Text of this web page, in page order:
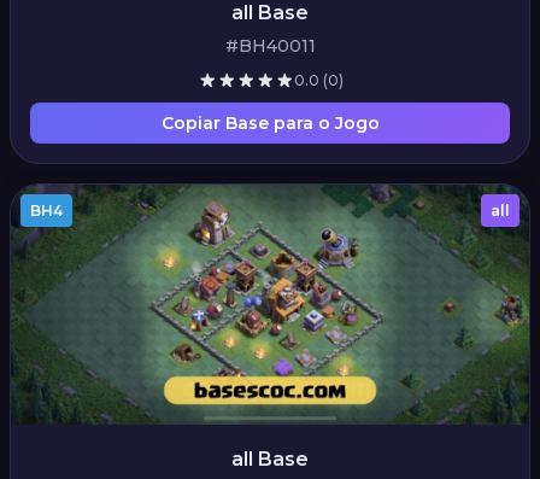
all Base
#BH40011
0.0 (0)
Copiar Base para o Jogo
BH4 all
all Base